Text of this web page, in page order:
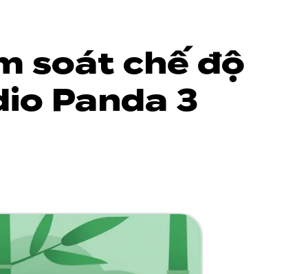
soát chế độ
Panda 3